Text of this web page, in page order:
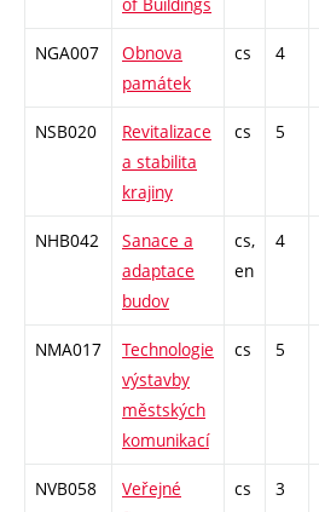
NGA007
Obnova
památek
cs 4
NSB020
Revitalizace
a stabilita
krajiny
cs 5
NHB042
Sanace a
adaptace
budov
cs,
en
4
NMA017
Technologie
výstavby
městských
komunikací
cs 5
NVB058
Veřejné
cs 3